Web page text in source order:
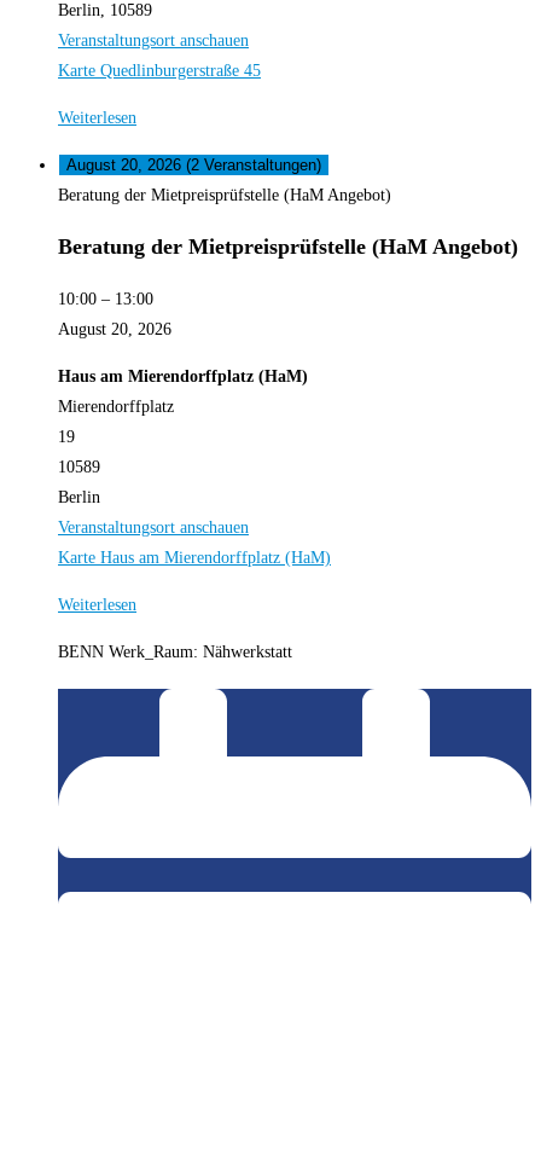
Berlin, 10589
Veranstaltungsort anschauen
Karte Quedlinburgerstraße 45
Weiterlesen
August 20, 2026 (2 Veranstaltungen)
Beratung der Mietpreisprüfstelle (HaM Angebot)
Beratung der Mietpreisprüfstelle (HaM Angebot)
10:00 – 13:00
August 20, 2026
Haus am Mierendorffplatz (HaM)
Mierendorffplatz
19
10589
Berlin
Veranstaltungsort anschauen
Karte Haus am Mierendorffplatz (HaM)
Weiterlesen
BENN Werk_Raum: Nähwerkstatt